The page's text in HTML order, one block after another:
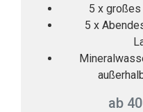
5 x
5 x
ab